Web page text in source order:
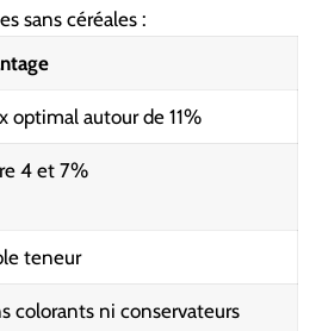
sans céréales :
optimal autour de 11%
4 et 7%
teneur
colorants ni conservateurs